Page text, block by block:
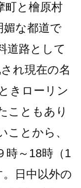
町と檜原村
媚な都道で
道路として
れ現在の名
きローリン
こともあり
ことから、
時～18時（1
日中以外の